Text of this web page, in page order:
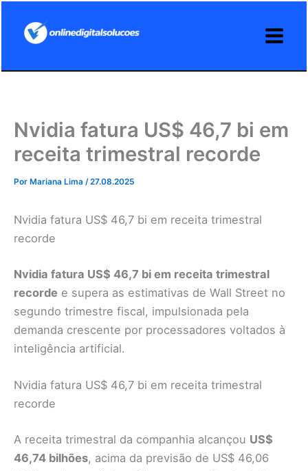
Nvidia fatura US$ 46,7 bi em
receita trimestral recorde
Por Mariana Lima /27.08.2025
Nvidia fatura US$ 46,7 bi em receita trimestral
recorde
Nvidia fatura US$ 46,7 bi em receita trimestral
recorde e supera as estimativas de Wall Street no
segundo trimestre fiscal, impulsionada pela
demanda crescente por processadores voltados à
inteligência artificial.
Nvidia fatura US$ 46,7 bi em receita trimestral
recorde
A receita trimestral da companhia alcançou US$
46,74 bilhões, acima da previsão de US$ 46,06